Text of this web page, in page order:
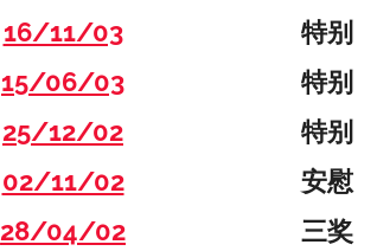
16/11/03 特别
15/06/03 特别
25/12/02 特别
02/11/02 安慰
28/04/02 三奖